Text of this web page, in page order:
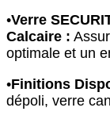
•Verre
Calcaire :
optimale et un
•Finitions
dépoli, verre